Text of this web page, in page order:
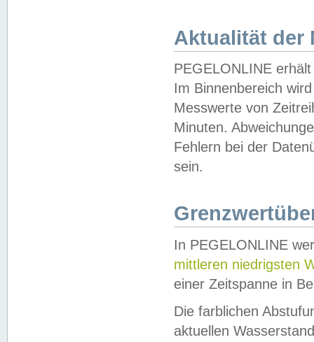
Aktualität der
PEGELONLINE
Im Binnenbereich
Messwerte von
Minuten.
Fehlern bei der
sein.
In PEGELONLINE
mittleren niedrigsten
einer Zeitspanne in
Die farblichen
aktuellen